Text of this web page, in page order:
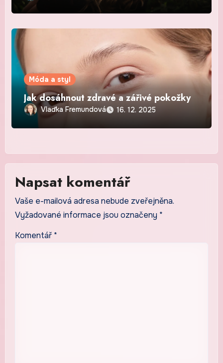
Móda a styl
Jak dosáhnout zdravé a zářivé pokožky
Vlaďka Fremundová 16. 12. 2025
Napsat komentář
Vaše e-mailová adresa nebude zveřejněna.
Vyžadované informace jsou označeny *
Komentář *